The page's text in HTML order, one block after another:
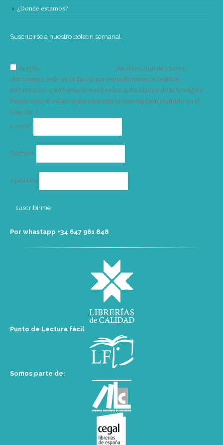
¿Donde estamos?
Suscribirse a nuestro boletín semanal
Acepto
Su dirección de correo
electrónico solo se utiliza para enviarle nuestro boletín
informativo e información sobre las actividades de la Vorágine.
Puede usar el enlace para cancelar la suscripción incluido en el
boletín. >
E-mail*
Nombre
Apellidos
Por whastapp +34 ‭647 961 848‬
Punto de Lectura fácil
Somos parte de: